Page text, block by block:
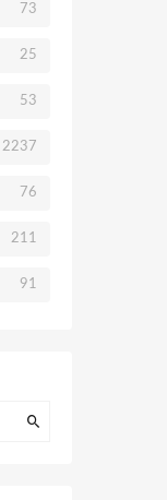
73
25
53
2237
76
211
91